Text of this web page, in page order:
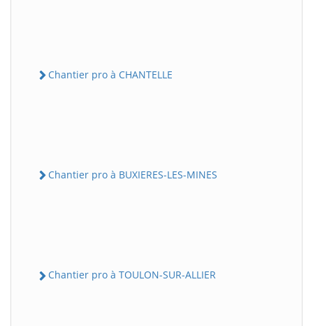
Chantier pro à CHANTELLE
Chantier pro à BUXIERES-LES-MINES
Chantier pro à TOULON-SUR-ALLIER